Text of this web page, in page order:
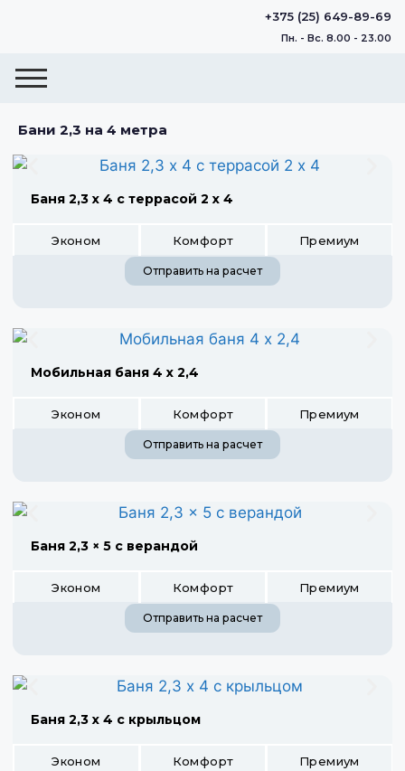
+375 (25) 649-89-69
Пн. - Вс. 8.00 - 23.00
Бани 2,3 на 4 метра
Баня 2,3 х 4 с террасой 2 х 4
Эконом Комфорт Премиум
Отправить на расчет
Мобильная баня 4 х 2,4
Эконом Комфорт Премиум
Отправить на расчет
Баня 2,3 × 5 с верандой
Эконом Комфорт Премиум
Отправить на расчет
Баня 2,3 х 4 с крыльцом
Эконом Комфорт Премиум